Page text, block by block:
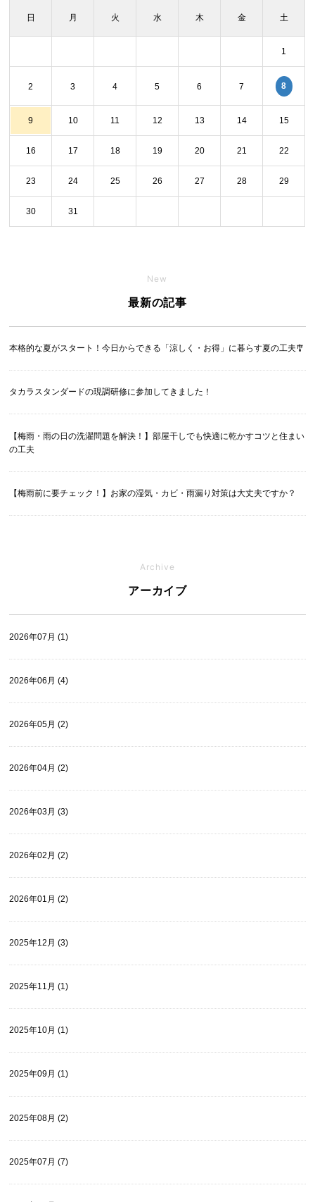
日 月 火 水 木 金 土
1
2 3 4 5 6 7 8
9 10 11 12 13 14 15
16 17 18 19 20 21 22
23 24 25 26 27 28 29
30 31
New
最新の記事
本格的な夏がスタート！今日からできる「涼しく・お得」に暮らす夏の工夫🎐
タカラスタンダードの現調研修に参加してきました！
【梅雨・雨の日の洗濯問題を解決！】部屋干しでも快適に乾かすコツと住まい
の工夫
【梅雨前に要チェック！】お家の湿気・カビ・雨漏り対策は大丈夫ですか？
Archive
アーカイブ
2026年07月 (1)
2026年06月 (4)
2026年05月 (2)
2026年04月 (2)
2026年03月 (3)
2026年02月 (2)
2026年01月 (2)
2025年12月 (3)
2025年11月 (1)
2025年10月 (1)
2025年09月 (1)
2025年08月 (2)
2025年07月 (7)